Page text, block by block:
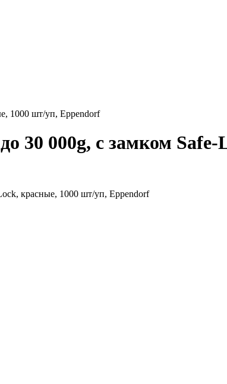
1000 шт/уп, Eppendorf
30 000g, с замком